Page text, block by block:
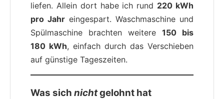
liefen. Allein dort habe ich rund 220 kWh
pro Jahr eingespart. Waschmaschine und
Spülmaschine brachten weitere 150 bis
180 kWh, einfach durch das Verschieben
auf günstige Tageszeiten.
Was sich nichtgelohnt hat